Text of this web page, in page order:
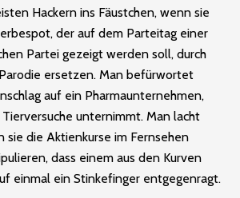
Hackern ins Fäustchen, wenn sie
der auf dem Parteitag einer
Partei gezeigt werden soll, durch
ersetzen. Man befürwortet
auf ein Pharmaunternehmen,
unternimmt. Man lacht
sie die Aktienkurse im Fernsehen
dass einem aus den Kurven
einmal ein Stinkefinger entgegenragt.